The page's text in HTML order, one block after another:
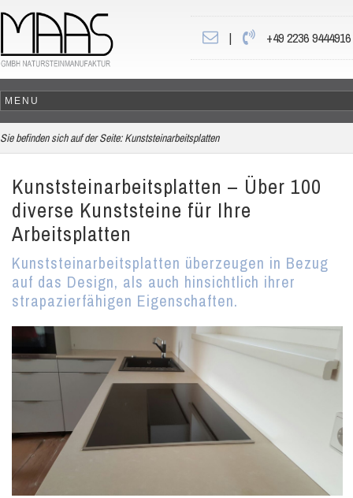
| +49 2236 9444916
Sie befinden sich auf der Seite: Kunststeinarbeitsplatten
Kunststeinarbeitsplatten – Über 100
diverse Kunststeine für Ihre
Arbeitsplatten
Kunststeinarbeitsplatten überzeugen in Bezug
auf das Design, als auch hinsichtlich ihrer
strapazierfähigen Eigenschaften.